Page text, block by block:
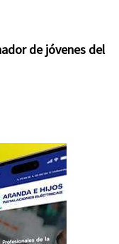
de jóvenes del